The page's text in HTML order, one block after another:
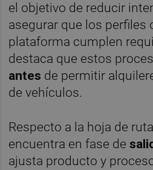
el objetivo de reducir
asegurar que los perfiles
plataforma cumplen
destaca que estos
antes de permitir
de vehículos.
Respecto a la hoja de
encuentra en fase de
ajusta producto y